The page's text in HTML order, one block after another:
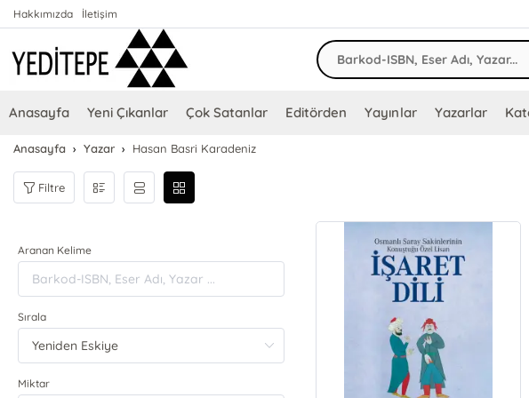
Hakkımızda İletişim
Anasayfa Yeni Çıkanlar Çok Satanlar Editörden Yayınlar Yazarlar
Anasayfa Yazar Hasan Basri Karadeniz
Filtre
Aranan Kelime
Sırala
Miktar